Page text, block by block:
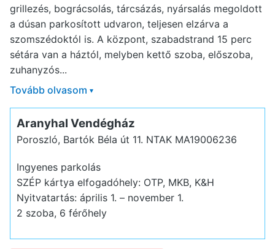
grillezés, bográcsolás, tárcsázás, nyársalás megoldott
a dúsan parkosított udvaron, teljesen elzárva a
szomszédoktól is. A központ, szabadstrand 15 perc
sétára van a háztól, melyben kettő szoba, előszoba,
zuhanyzós...
Tovább olvasom ▾
Aranyhal Vendégház
Poroszló, Bartók Béla út 11. NTAK MA19006236
Ingyenes parkolás
SZÉP kártya elfogadóhely: OTP, MKB, K&H
Nyitvatartás: április 1. – november 1.
2 szoba, 6 férőhely